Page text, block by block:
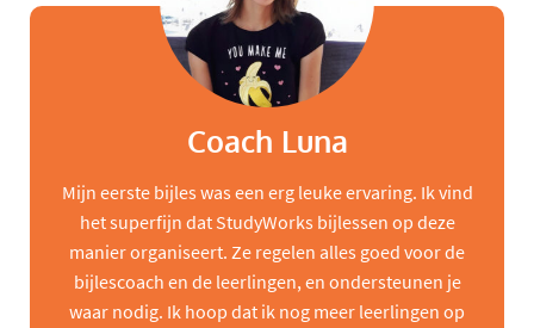
Coach Luna
Mijn eerste bijles was een erg leuke ervaring. Ik vind
het superfijn dat StudyWorks bijlessen op deze
manier organiseert. Ze regelen alles goed voor de
bijlescoach en de leerlingen, en ondersteunen je
waar nodig. Ik hoop dat ik nog meer leerlingen op